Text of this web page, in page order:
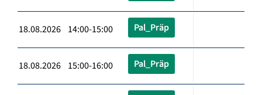
18.08.2026 14:00-15:00 Pal_Präp
18.08.2026 15:00-16:00 Pal_Präp